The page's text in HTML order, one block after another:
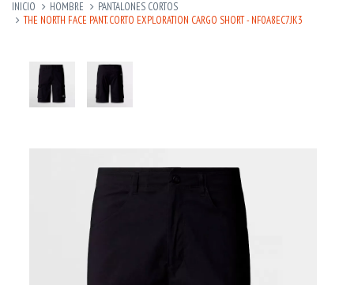
INICIO HOMBRE
PANTALONES CORTOS
THE NORTH FACE PANT. CORTO EXPLORATION CARGO SHORT - NF0A8EC7JK3